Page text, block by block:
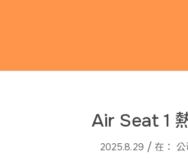
Air Seat 1
2025.8.29 / 在： 公